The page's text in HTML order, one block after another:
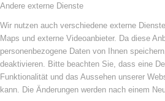
Andere externe Dienste
Wir nutzen auch verschiedene externe
Maps und externe Videoanbieter. Da diese
personenbezogene Daten von Ihnen
deaktivieren. Bitte beachten Sie, dass eine
Funktionalität und das Aussehen unserer
kann. Die Änderungen werden nach einem